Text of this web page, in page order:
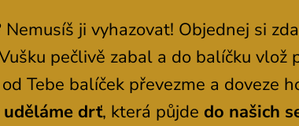
ji vyhazovat! Objednej si
pečlivě zabal a do balíčku vlož
Tebe balíček převezme a doveze
uděláme drť, která půjde do našich